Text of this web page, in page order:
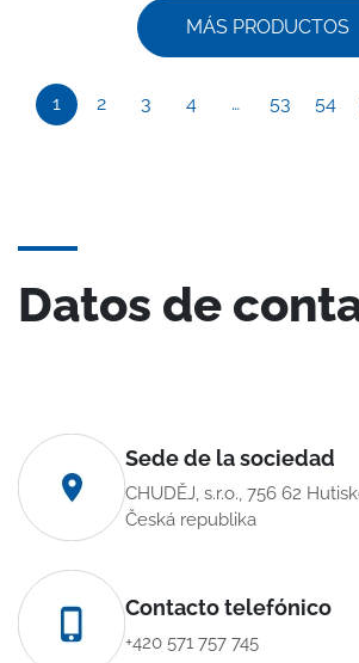
MÁS PRODUCTOS
1 2 3 4 … 53 54
Datos de
Sede de la sociedad
CHUDĚJ, s.r.o., 756 62
Česká republika
Contacto telefónico
+420 571 757 745